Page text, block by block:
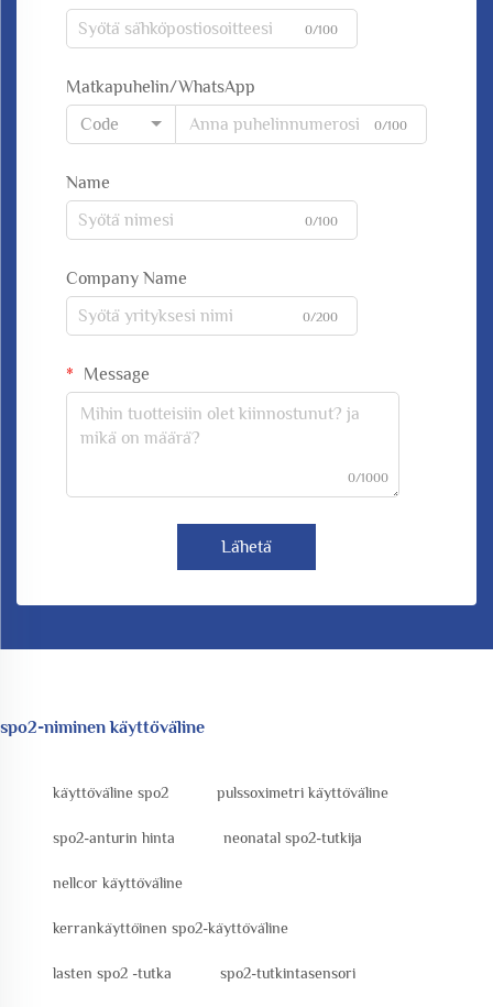
0/100
Matkapuhelin/WhatsApp
Code
0/100
Name
0/100
Company Name
0/200
Message
0/1000
Lähetä
spo2-niminen käyttöväline
käyttöväline spo2 pulssoximetri käyttöväline
spo2-anturin hinta neonatal spo2-tutkija
nellcor käyttöväline
kerrankäyttöinen spo2-käyttöväline
lasten spo2 -tutka spo2-tutkintasensori